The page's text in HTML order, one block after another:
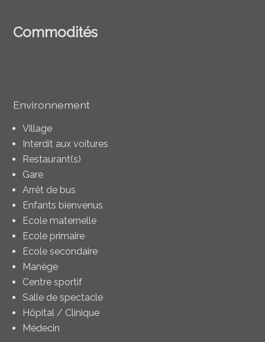
Commodités
Environnement
Village
Interdit aux voitures
Restaurant(s)
Gare
Arrêt de bus
Enfants bienvenus
Ecole maternelle
Ecole primaire
Ecole secondaire
Manège
Centre sportif
Salle de spectacle
Hôpital / Clinique
Médecin